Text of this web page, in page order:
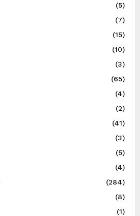
(5)
(7)
(15)
(10)
(3)
(65)
(4)
(2)
(41)
(3)
(5)
(4)
(284)
(8)
(1)